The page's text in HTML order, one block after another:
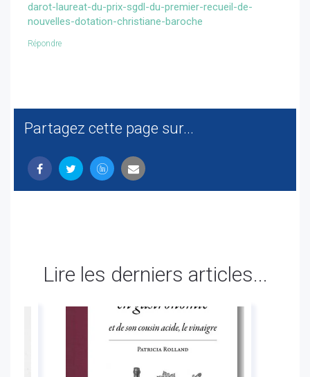
darot-laureat-du-prix-sgdl-du-premier-recueil-de-
nouvelles-dotation-christiane-baroche
Répondre
Partagez cette page sur...
Lire les derniers articles...